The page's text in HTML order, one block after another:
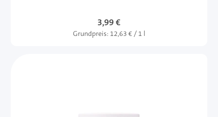
3,99 €
Grundpreis: 12,63 € / 1 l